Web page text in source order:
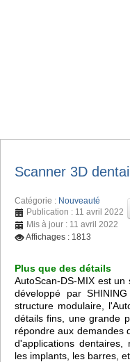
Scanner 3D
Catégorie : Nouveauté
Publication : 11 avril 2022
Mis à jour : 11 avril 2022
Affichages : 1813
Plus que des détails
AutoScan-DS-MIX est
développé par
structure modulaire,
détails fins, une grande
répondre aux demandes
d'applications dentaires,
les implants, les barres,